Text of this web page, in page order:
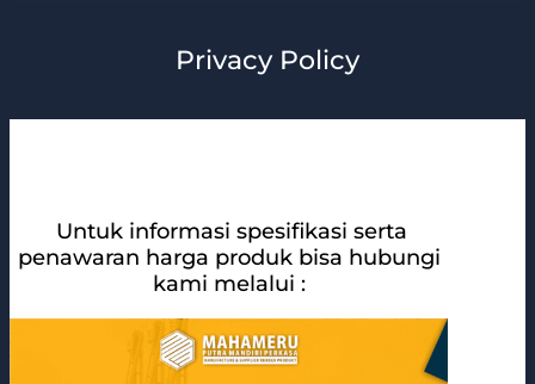
Privacy Policy
Untuk informasi spesifikasi serta
penawaran harga produk bisa hubungi
kami melalui :